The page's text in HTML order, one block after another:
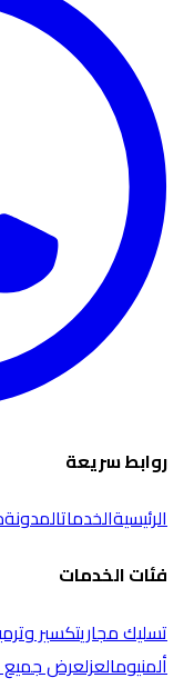
روابط سريعة
الرئيسيةالخدماتالمدونة
فئات الخدمات
تسليك مجاريتكسير
ألمنيومالعزلعرض جميع